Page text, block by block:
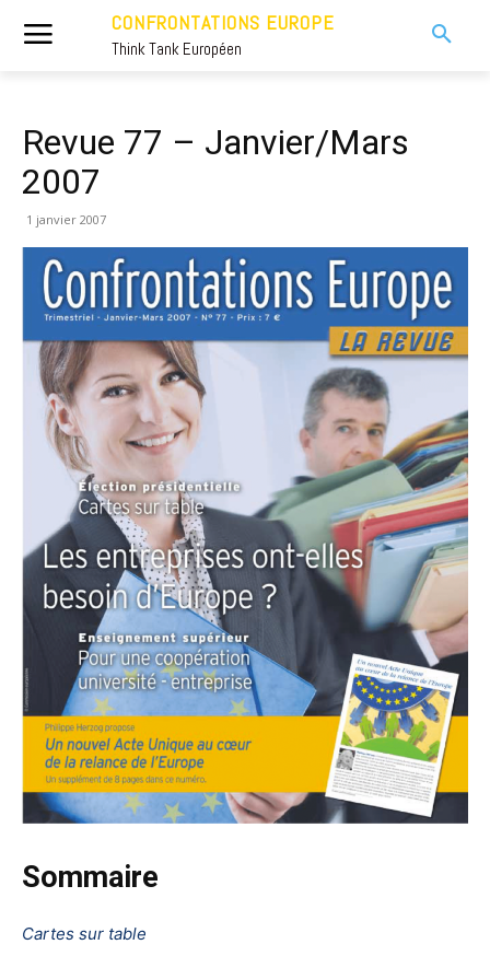
CONFRONTATIONS EUROPE
Think Tank Européen
Revue 77 – Janvier/Mars
2007
1 janvier 2007
Sommaire
Cartes sur table